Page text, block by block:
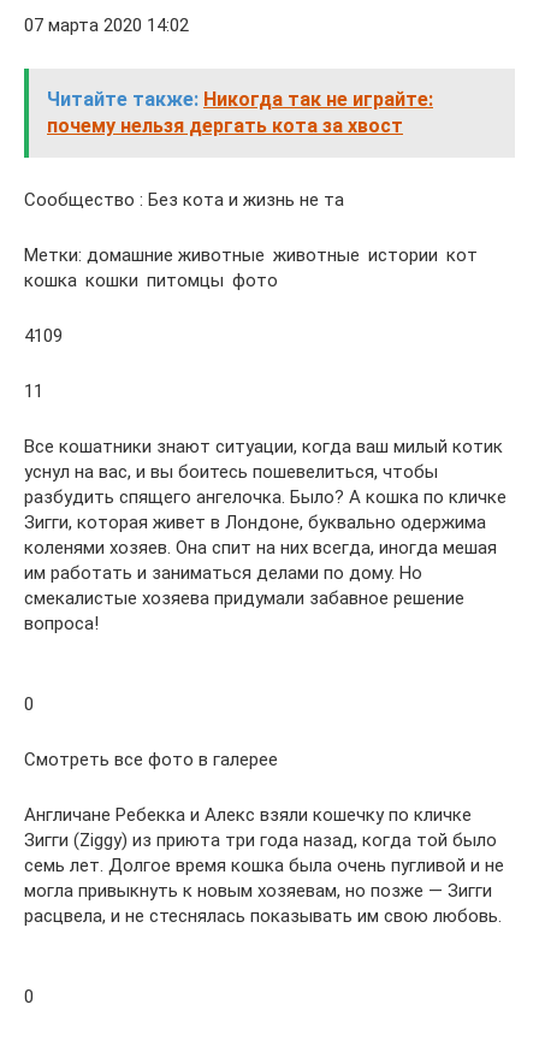
07 марта 2020 14:02
Читайте также: Никогда так не играйте:
почему нельзя дергать кота за хвост
Сообщество : Без кота и жизнь не та
Метки: домашние животные животные истории кот
кошка кошки питомцы фото
4109
11
Все кошатники знают ситуации, когда ваш милый котик
уснул на вас, и вы боитесь пошевелиться, чтобы
разбудить спящего ангелочка. Было? А кошка по кличке
Зигги, которая живет в Лондоне, буквально одержима
коленями хозяев. Она спит на них всегда, иногда мешая
им работать и заниматься делами по дому. Но
смекалистые хозяева придумали забавное решение
вопроса!
0
Смотреть все фото в галерее
Англичане Ребекка и Алекс взяли кошечку по кличке
Зигги (Ziggy) из приюта три года назад, когда той было
семь лет. Долгое время кошка была очень пугливой и не
могла привыкнуть к новым хозяевам, но позже — Зигги
расцвела, и не стеснялась показывать им свою любовь.
0